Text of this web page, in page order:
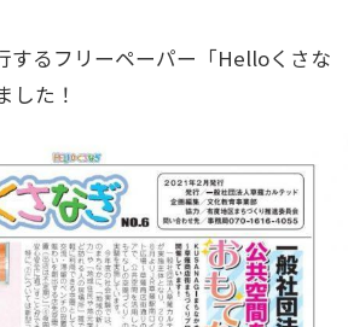
するフリーペーパー「Helloくさな
した！